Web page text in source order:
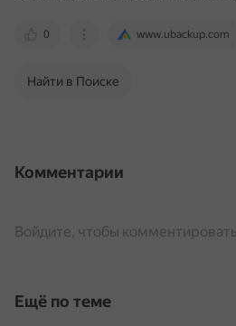
0 www.ubackup.com
Найти в Поиске
Комментарии
Войдите, чтобы комментировать
Ещё по теме